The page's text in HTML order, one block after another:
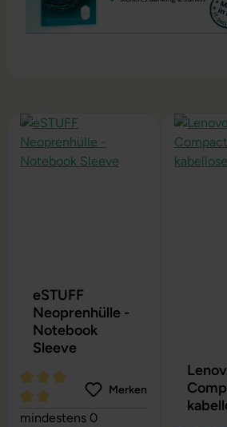
Produktgalerie überspringen
eSTUFF
Neoprenhülle -
Notebook
Sleeve
Durchschnittliche Bewertung von 5
Merken
mindestens 0